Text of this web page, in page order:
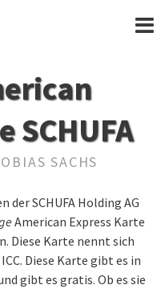
SCHUFA
SACHS
SCHUFA Holding AG
American Express Karte
Diese Karte nennt sich
Diese Karte gibt es in
gibt es gratis. Ob es sie